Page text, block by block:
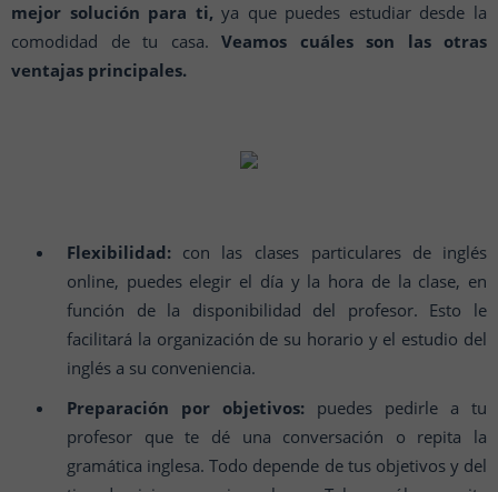
mejor solución para ti, ya que puedes estudiar desde la
comodidad de tu casa. Veamos cuáles son las otras
ventajas principales.
Flexibilidad: con las clases particulares de inglés
online, puedes elegir el día y la hora de la clase, en
función de la disponibilidad del profesor. Esto le
facilitará la organización de su horario y el estudio del
inglés a su conveniencia.
Preparación por objetivos: puedes pedirle a tu
profesor que te dé una conversación o repita la
gramática inglesa. Todo depende de tus objetivos y del